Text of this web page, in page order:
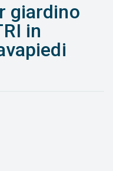
giardino
in